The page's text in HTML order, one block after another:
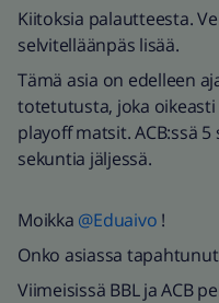
Kiitoksia palautteesta.
selvitelläänpäs lisää.
Tämä asia on edelleen
totetutusta, joka oikeasti
playoff matsit. ACB:ssä 5
sekuntia jäljessä.
Moikka @Eduaivo !
Onko asiassa
Viimeisissä BBL ja ACB